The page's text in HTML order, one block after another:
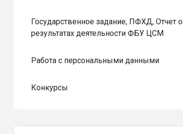
Государственное задание, ПФХД, Отчет о
результатах деятельности ФБУ ЦСМ
Работа с персональными данными
Конкурсы